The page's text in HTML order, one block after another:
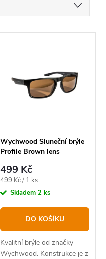
Wychwood Sluneční brýle
Profile Brown lens
499 Kč
Měrná
cena:
499 Kč / 1 ks
Skladem 2 ks
DO KOŠÍKU
Kvalitní brýle od značky
Wychwood. Konstrukce je z